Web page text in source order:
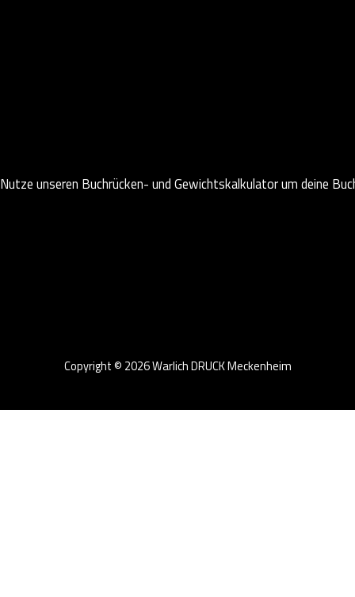
Nutze unseren Buchrücken- und Gewichtskalkulator um deine
Copyright © 2026 Warlich DRUCK Meckenheim